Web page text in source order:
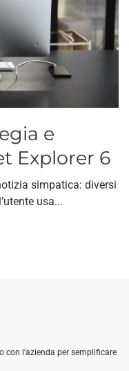
e
Explorer 6
simpatica: diversi
usa...
con l'azienda per semplificare